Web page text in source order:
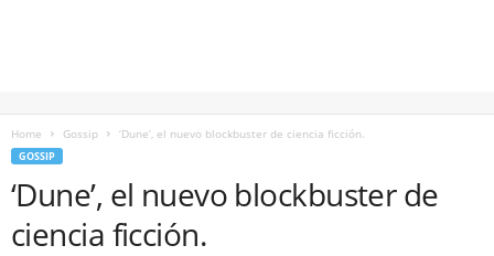
Home Gossip ‘Dune’, el nuevo blockbuster de ciencia ficción.
GOSSIP
‘Dune’, el nuevo blockbuster de
ciencia ficción.